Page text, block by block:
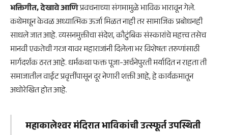
भक्तिगीत, देखावे आणिप्रवचनाच्या संगमामुळे भाविक भारावून गेले.
कथेमधून केवळ अध्यात्मिक ऊर्जा मिळत नाही तर सामाजिक प्रबोधनही
साधले जात आहे. व्यसनमुक्तीचा संदेश, कौटुंबिक संस्कारांचे महत्त्व तसेच
मानवी एकतेची गरज यावर महाराजांनी दिलेला भर विशेषतः तरुणांसाठी
मार्गदर्शक ठरत आहे. धर्मकथा फक्त पूजा-अर्चनेपुरती मर्यादित न राहता ती
समाजातील वाईट प्रवृत्तींपासून दूर नेणारी शक्ती आहे, हे कार्यक्रमातून
अधोरेखित होत आहे.
महाकालेश्वर मंदिरात भाविकांची उत्स्फूर्त उपस्थिती